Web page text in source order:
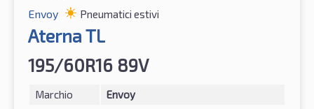
Envoy Pneumatici estivi
Aterna TL
195/60R16 89V
Marchio
Envoy